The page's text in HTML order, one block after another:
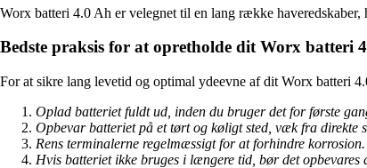
Worx batteri 4.0 Ah er velegnet til en lang række
Bedste praksis for at opretholde dit Worx batteri
For at sikre lang levetid og optimal ydeevne af dit Worx batteri
Oplad batteriet fuldt ud, inden du bruger det for første
Opbevar batteriet på et tørt og køligt sted, væk fra direkte
Rens terminalerne regelmæssigt for at forhindre korrosion.
Hvis batteriet ikke bruges i længere tid, bør det opbevares